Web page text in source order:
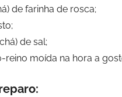
de farinha de rosca;
de sal;
reino moída na hora a